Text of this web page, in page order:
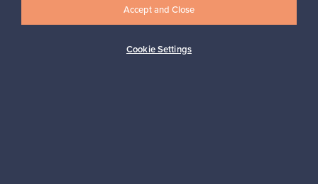
Cookie Settings
Accept and Close